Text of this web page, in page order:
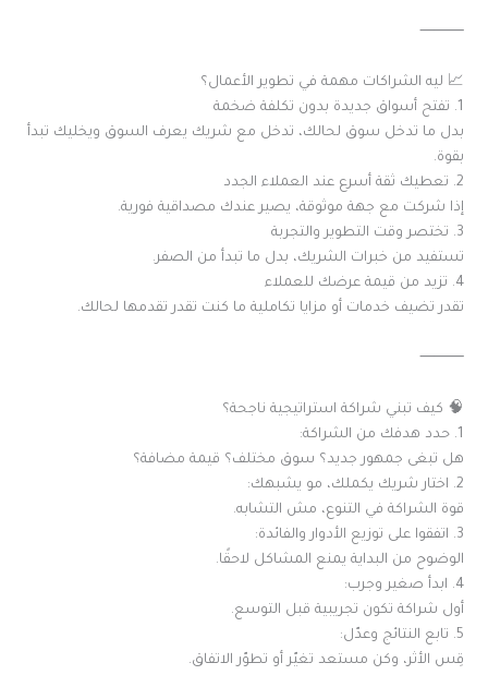
⸻
📈 ليه الشراكات مهمة في تطوير الأعمال؟
1. تفتح أسواق جديدة بدون تكلفة ضخمة
بدل ما تدخل سوق لحالك، تدخل مع شريك يعرف السوق ويخليك تبدأ
بقوة.
2. تعطيك ثقة أسرع عند العملاء الجدد
إذا شركت مع جهة موثوقة، يصير عندك مصداقية فورية.
3. تختصر وقت التطوير والتجربة
تستفيد من خبرات الشريك، بدل ما تبدأ من الصفر.
4. تزيد من قيمة عرضك للعملاء
تقدر تضيف خدمات أو مزايا تكاملية ما كنت تقدر تقدمها لحالك.
⸻
🧠 كيف تبني شراكة استراتيجية ناجحة؟
1. حدد هدفك من الشراكة:
هل تبغى جمهور جديد؟ سوق مختلف؟ قيمة مضافة؟
2. اختار شريك يكملك، مو يشبهك:
قوة الشراكة في التنوع، مش التشابه.
3. اتفقوا على توزيع الأدوار والفائدة:
الوضوح من البداية يمنع المشاكل لاحقًا.
4. ابدأ صغير وجرب:
أول شراكة تكون تجريبية قبل التوسع.
5. تابع النتائج وعدّل:
قِس الأثر، وكن مستعد تغيّر أو تطوّر الاتفاق.